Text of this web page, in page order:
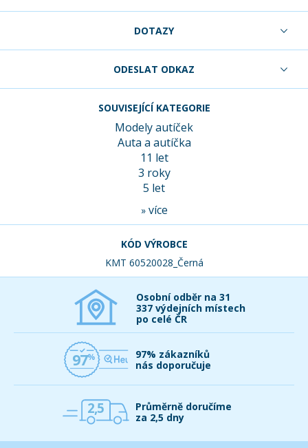
DOTAZY
ODESLAT ODKAZ
SOUVISEJÍCÍ KATEGORIE
Modely autíček
Auta a autíčka
11 let
3 roky
5 let
» více
KÓD VÝROBCE
KMT 60520028_Černá
Osobní odběr na 31
337 výdejních místech
po celé ČR
97
97% zákazníků
nás doporučuje
2,5
Průměrně doručíme
za 2,5 dny